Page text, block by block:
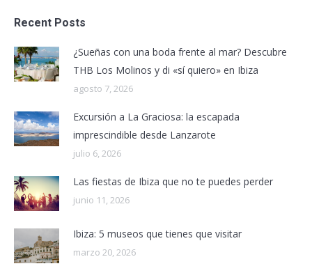
Recent Posts
¿Sueñas con una boda frente al mar? Descubre
THB Los Molinos y di «sí quiero» en Ibiza
agosto 7, 2026
Excursión a La Graciosa: la escapada
imprescindible desde Lanzarote
julio 6, 2026
Las fiestas de Ibiza que no te puedes perder
junio 11, 2026
Ibiza: 5 museos que tienes que visitar
marzo 20, 2026